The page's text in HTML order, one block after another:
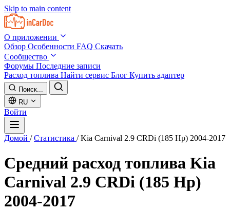
Skip to main content
О приложении
Обзор Особенности FAQ Скачать
Сообщество
Форумы Последние записи
Расход топлива Найти сервис Блог Купить адаптер
Поиск...
RU
Войти
Домой / Статистика / Kia Carnival 2.9 CRDi (185 Hp) 2004-2017
Средний расход топлива Kia
Carnival 2.9 CRDi (185 Hp)
2004-2017